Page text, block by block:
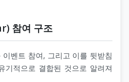
참여 구조
벤트 참여, 그리고 이를 뒷받침
기적으로 결합된 것으로 알려져